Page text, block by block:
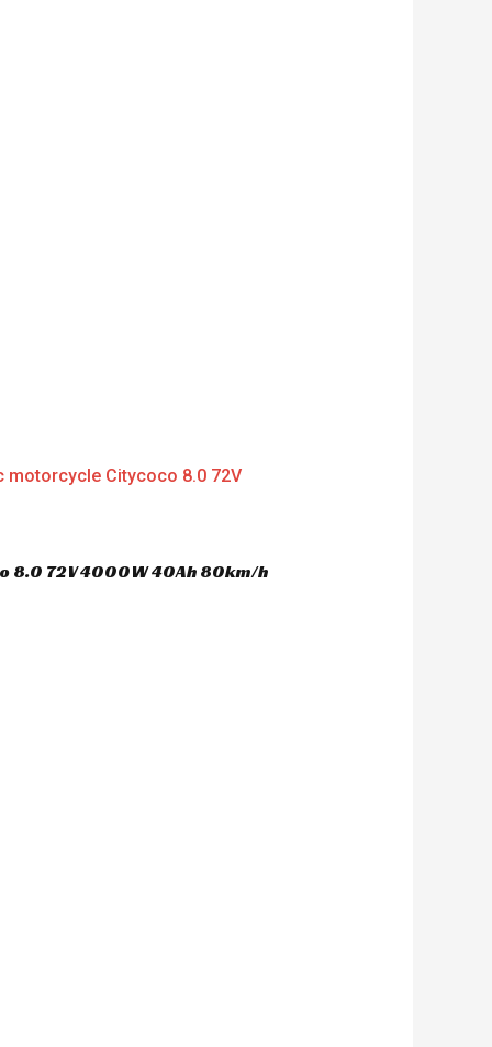
8.0 72V 4000W 40Ah 80km/h